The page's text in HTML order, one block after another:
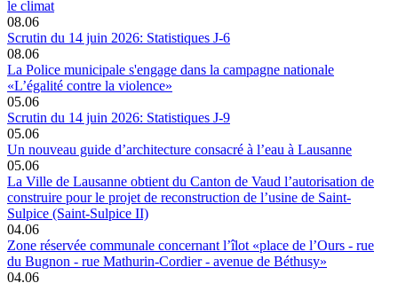
le climat
08.06
Scrutin du 14 juin 2026: Statistiques J-6
08.06
La Police municipale s'engage dans la campagne nationale
«L’égalité contre la violence»
05.06
Scrutin du 14 juin 2026: Statistiques J-9
05.06
Un nouveau guide d’architecture consacré à l’eau à Lausanne
05.06
La Ville de Lausanne obtient du Canton de Vaud l’autorisation de
construire pour le projet de reconstruction de l’usine de Saint-
Sulpice (Saint-Sulpice II)
04.06
Zone réservée communale concernant l’îlot «place de l’Ours - rue
du Bugnon - rue Mathurin-Cordier - avenue de Béthusy»
04.06